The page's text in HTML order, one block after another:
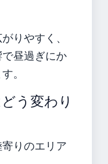
りやすく、
昼過ぎにか
。
う変わり
りのエリア